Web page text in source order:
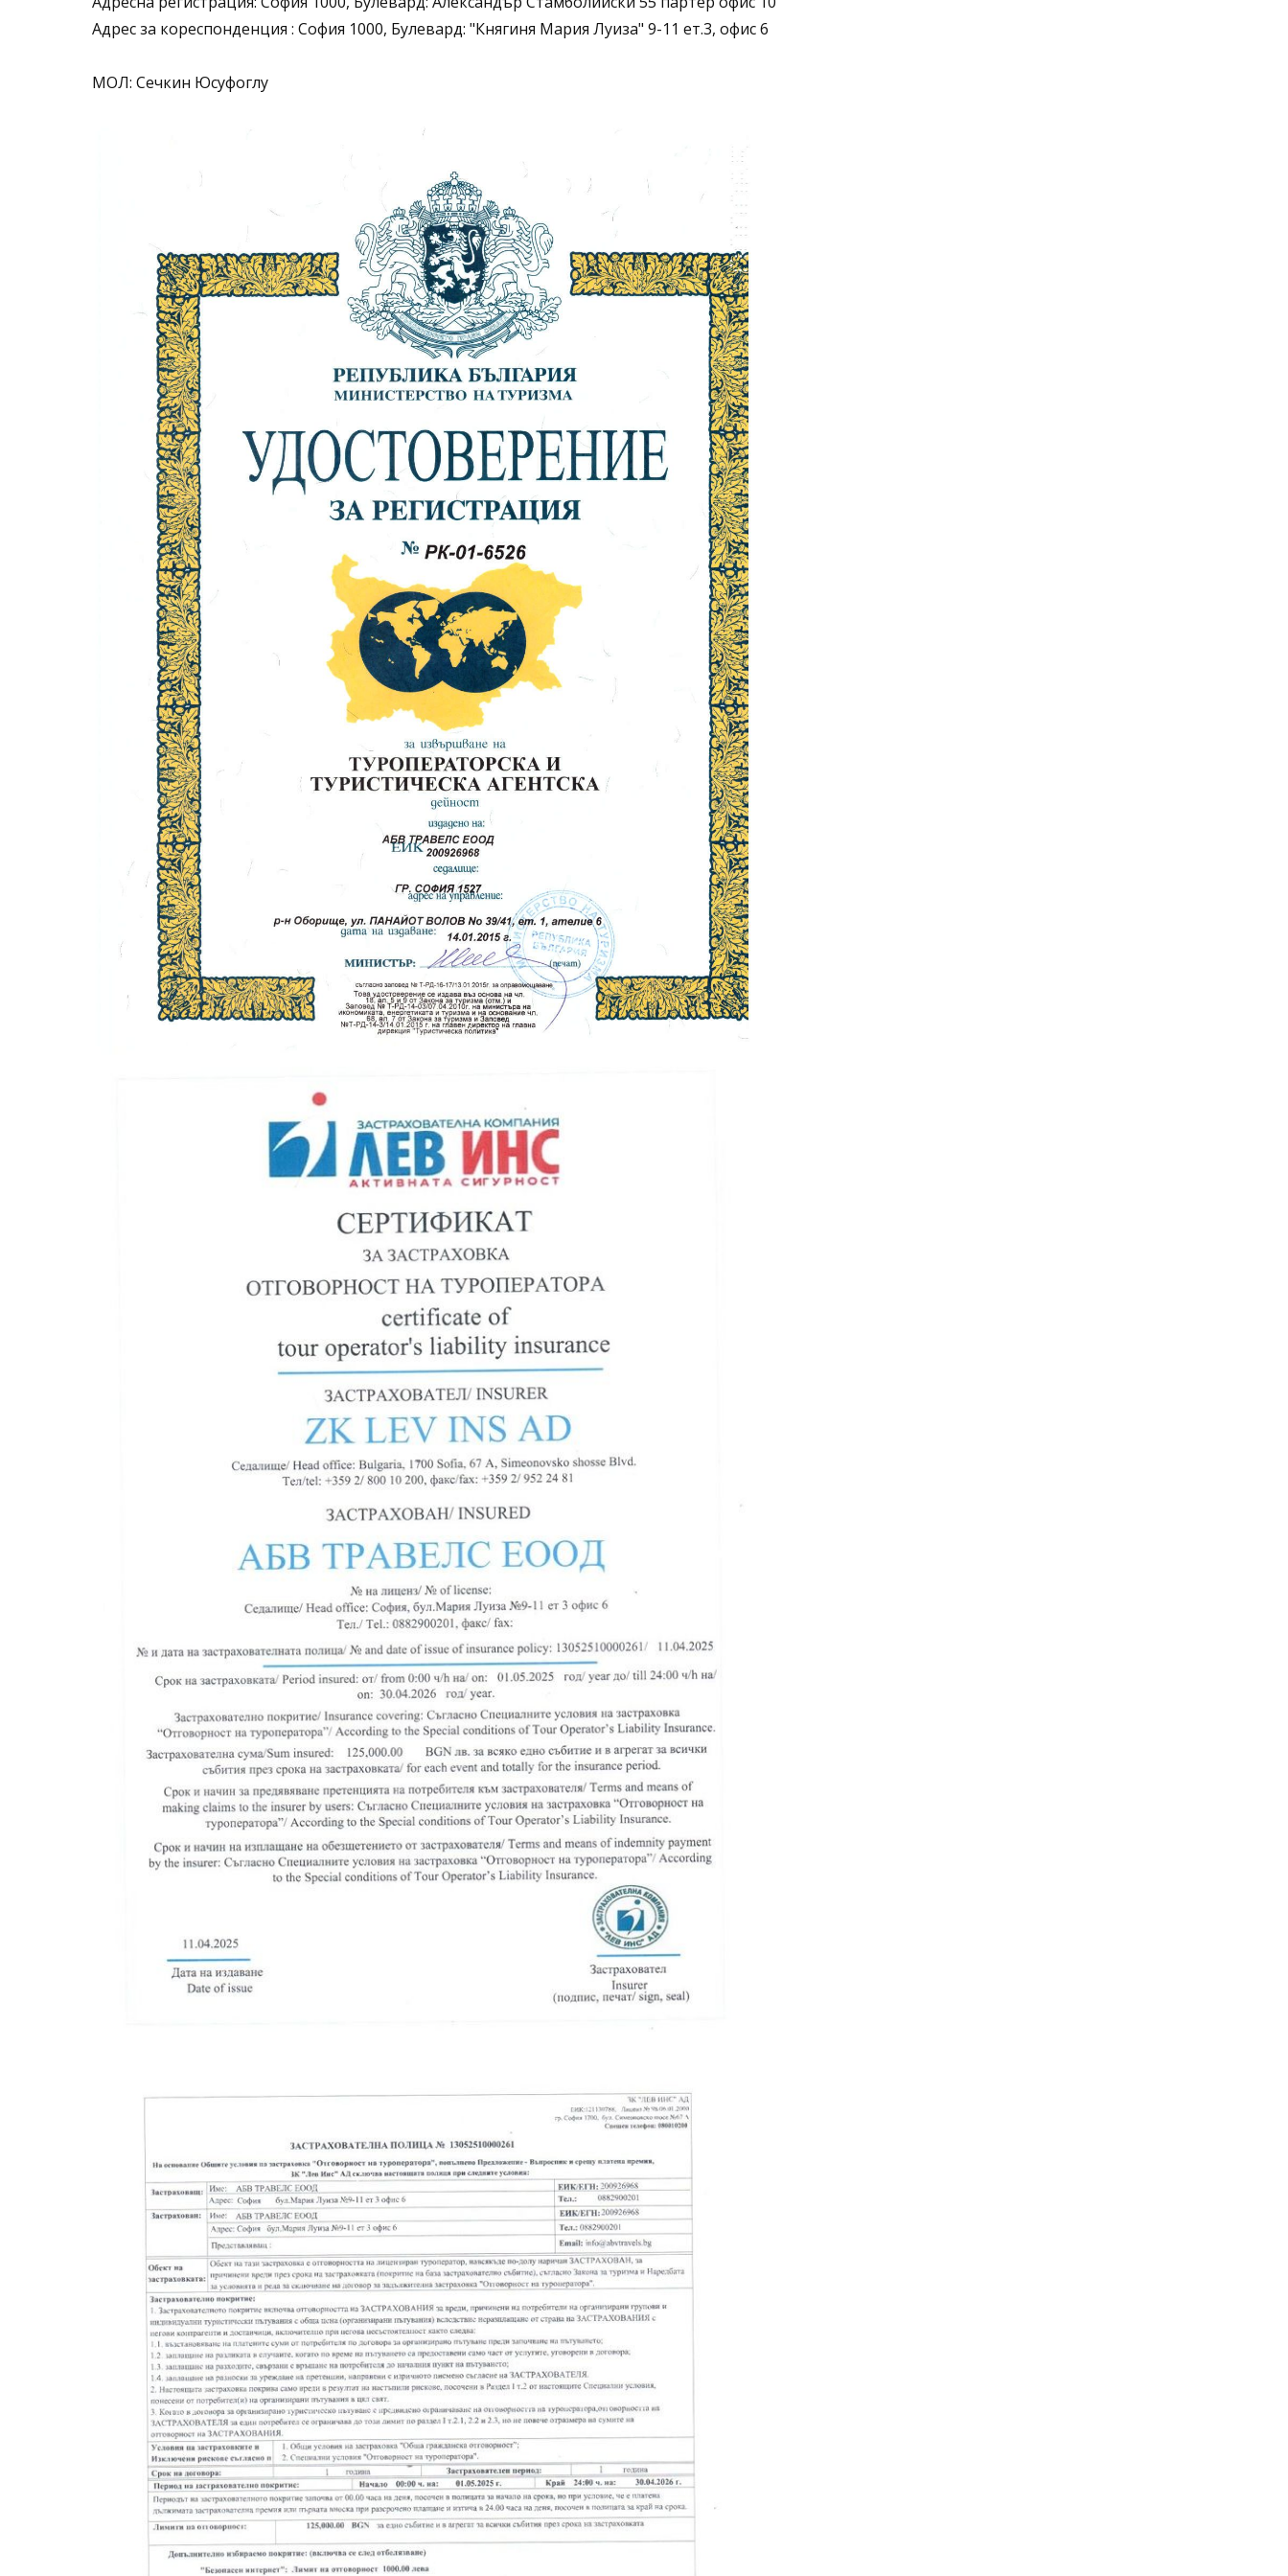
Адрес за кореспонденция : София 1000, Булевард: "Княгиня Мария Луиза" 9-11 ет.3, офис 6
МОЛ: Сечкин Юсуфоглу